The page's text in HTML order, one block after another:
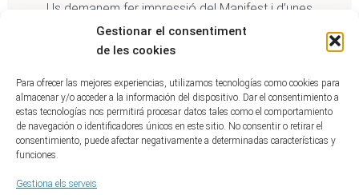
Gestionar el consentiment
de les cookies
Para ofrecer las mejores experiencias, utilizamos tecnologías como cookies para
almacenar y/o acceder a la información del dispositivo. Dar el consentimiento a
estas tecnologías nos permitirá procesar datos tales como el comportamiento
de navegación o identificadores únicos en este sitio. No consentir o retirar el
consentimiento, puede afectar negativamente a determinadas características y
funciones.
Gestiona els serveis
Us demanem fer impressió del Manifest i d’unes
quantes fulles per recollir totes les signatures
possibles.
Podeu enviar còpia dels fulls amb les signatures al
nostre correu electrònic.